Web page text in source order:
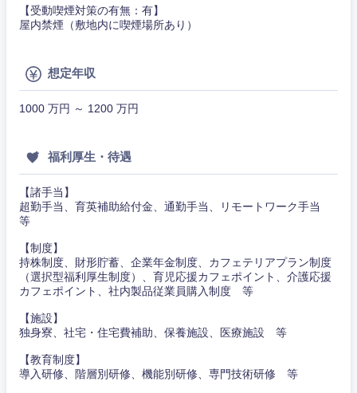
【受動喫煙対策の有無：有】
屋内禁煙（敷地内に喫煙場所あり）
想定年収
1000 万円 ～ 1200 万円
福利厚生・待遇
【諸手当】
超勤手当、育英補助給付金、通勤手当、リモートワーク手当
等
【制度】
持株制度、財形貯蓄、企業年金制度、カフェテリアプラン制度
（選択型福利厚生制度）、育児応援カフェポイント、介護応援
カフェポイント、社内製品従業員購入制度 等
【施設】
独身寮、社宅・住宅費補助、保養施設、医療施設 等
【教育制度】
導入研修、階層別研修、機能別研修、専門技術研修 等
東海地方